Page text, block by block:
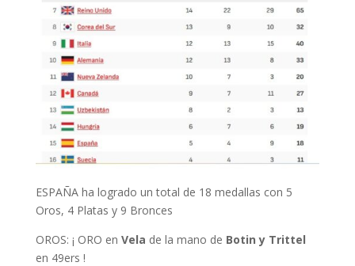
ESPAÑA ha logrado un total de 18 medallas con 5
Oros, 4 Platas y 9 Bronces
OROS: ¡ ORO en Vela de la mano de Botin y Trittel
en 49ers !